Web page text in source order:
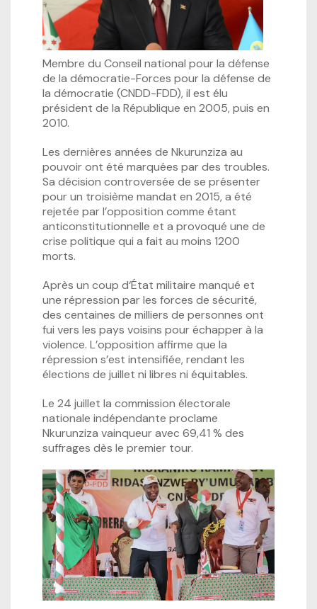
Membre du Conseil national pour la défense
de la démocratie-Forces pour la défense de
la démocratie (CNDD-FDD), il est élu
président de la République en 2005, puis en
2010.
Les dernières années de Nkurunziza au
pouvoir ont été marquées par des troubles.
Sa décision controversée de se présenter
pour un troisième mandat en 2015, a été
rejetée par l’opposition comme étant
anticonstitutionnelle et a provoqué une de
crise politique qui a fait au moins 1200
morts.
Après un coup d‘État militaire manqué et
une répression par les forces de sécurité,
des centaines de milliers de personnes ont
fui vers les pays voisins pour échapper à la
violence. L’opposition affirme que la
répression s’est intensifiée, rendant les
élections de juillet ni libres ni équitables.
Le 24 juillet la commission électorale
nationale indépendante proclame
Nkurunziza vainqueur avec 69,41 % des
suffrages dès le premier tour.